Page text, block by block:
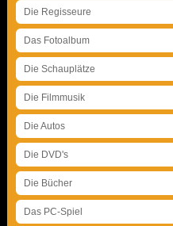
Die Regisseure
Das Fotoalbum
Die Schauplätze
Die Filmmusik
Die Autos
Die DVD's
Die Bücher
Das PC-Spiel